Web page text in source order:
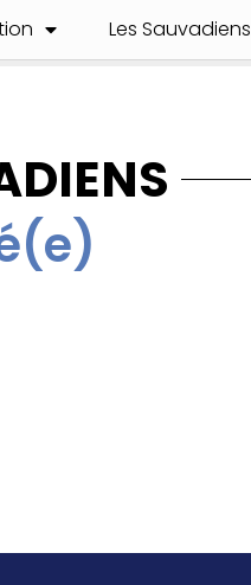
Les Sauvadiens